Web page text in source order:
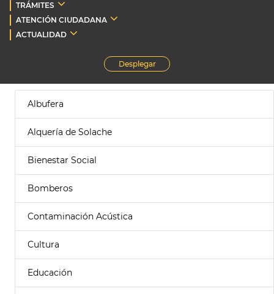
TRÁMITES
ATENCIÓN CIUDADANA
ACTUALIDAD
Desplegar
Albufera
Alquería de Solache
Bienestar Social
Bomberos
Contaminación Acústica
Cultura
Educación